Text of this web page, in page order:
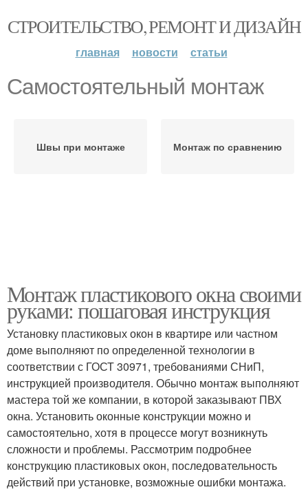
СТРОИТЕЛЬСТВО, РЕМОНТ И ДИЗАЙН
главная новости статьи
Самостоятельный монтаж
Швы при монтаже Монтаж по сравнению
Монтаж пластикового окна своими
руками: пошаговая инструкция
Установку пластиковых окон в квартире или частном
доме выполняют по определенной технологии в
соответствии с ГОСТ 30971, требованиями СНиП,
инструкцией производителя. Обычно монтаж выполняют
мастера той же компании, в которой заказывают ПВХ
окна. Установить оконные конструкции можно и
самостоятельно, хотя в процессе могут возникнуть
сложности и проблемы. Рассмотрим подробнее
конструкцию пластиковых окон, последовательность
действий при установке, возможные ошибки монтажа.